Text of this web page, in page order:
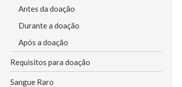
Antes da doação
Durante a doação
Após a doação
Requisitos para doação
Sangue Raro